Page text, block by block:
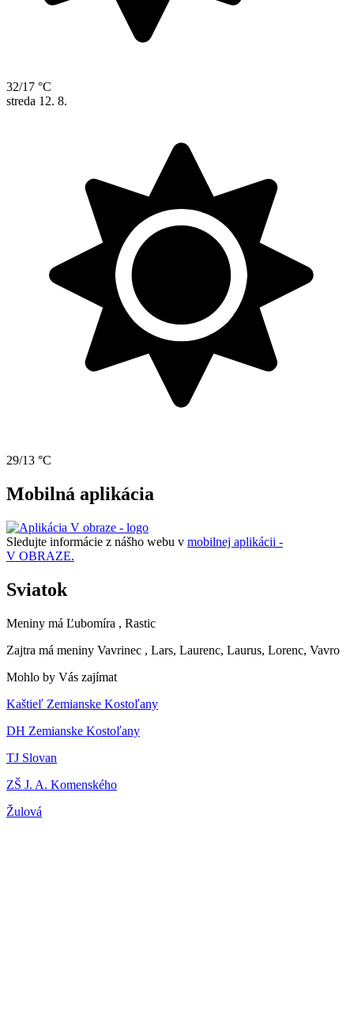
32/17 °C
streda 12. 8.
29/13 °C
Mobilná aplikácia
Sledujte informácie z nášho webu v mobilnej aplikácii -
V OBRAZE.
Sviatok
Meniny má Ľubomíra , Rastic
Zajtra má meniny Vavrinec , Lars, Laurenc, Laurus, Lorenc, Vavro
Mohlo by Vás zajímat
Kaštieľ Zemianske Kostoľany
DH Zemianske Kostoľany
TJ Slovan
ZŠ J. A. Komenského
Žulová